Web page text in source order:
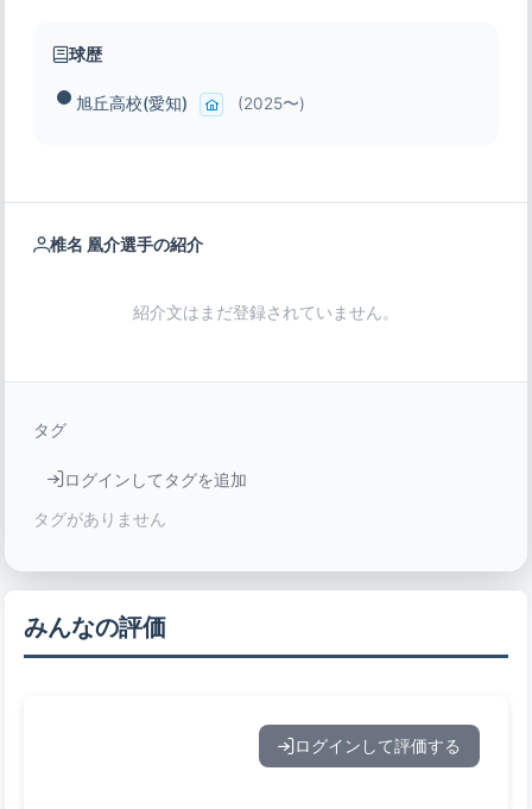
球歴
旭丘高校(愛知) (2025〜)
椎名 凰介選手の紹介
紹介文はまだ登録されていません。
タグ
ログインしてタグを追加
タグがありません
みんなの評価
ログインして評価する